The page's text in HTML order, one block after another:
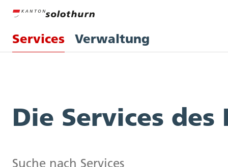
Services Verwaltung
Die Services des